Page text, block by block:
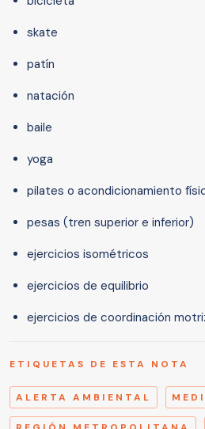
skate
patín
natación
baile
yoga
pilates o acondicionamiento
pesas (tren superior e inferior)
ejercicios isométricos
ejercicios de equilibrio
ejercicios de coordinación
ETIQUETAS DE ESTA NOTA
ALERTA AMBIENTAL